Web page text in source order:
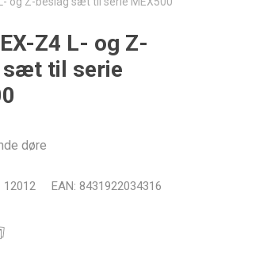
Z4 L- og Z-
sæt til serie
døre
12012 EAN: 8431922034316